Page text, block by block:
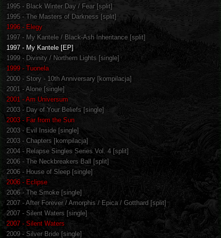
1995 - Black Winter Day / Fear [split]
1995 - The Masters of Darkness [split]
1996 - Elegy
1997 - My Kantele / Black-Ash Inheritance [split]
1997 - My Kantele [EP]
1999 - Divinity / Northern Lights [single]
1999 - Tuonela
2000 - Story - 10th Anniversary [kompilacja]
2001 - Alone [single]
2001 - Am Universum
2003 - Day of Your Beliefs [single]
2003 - Far from the Sun
2003 - Evil Inside [single]
2003 - Chapters [kompilacja]
2004 - Relapse Singles Series Vol. 4 [split]
2006 - The Neckbreakers Ball [split]
2006 - House of Sleep [single]
2006 - Eclipse
2006 - The Smoke [single]
2007 - After Forever / Amorphis / Epica / Gotthard [split]
2007 - Silent Waters [single]
2007 - Silent Waters
2009 - Silver Bride [single]